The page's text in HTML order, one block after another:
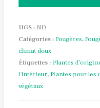
UGS : ND
Catégories : Fougères,
climat doux
Étiquettes : Plantes
l’intérieur, Plantes pour les
végétaux